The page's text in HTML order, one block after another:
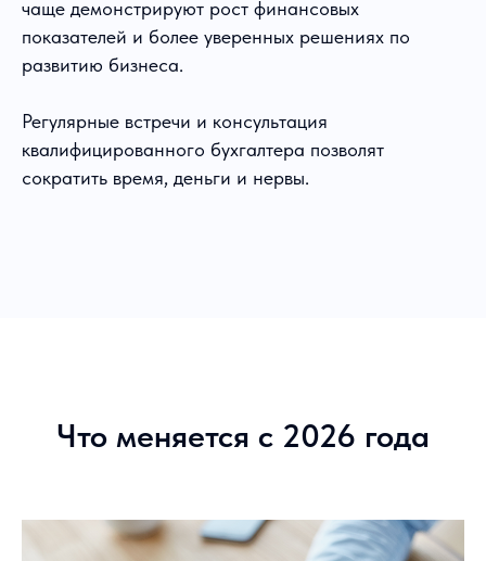
чаще демонстрируют рост финансовых
показателей и более уверенных решениях по
развитию бизнеса.
Регулярные встречи и консультация
квалифицированного бухгалтера позволят
сократить время, деньги и нервы.
Что меняется с 2026 года